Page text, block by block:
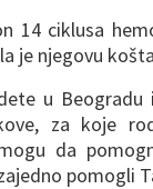
14 ciklusa
je njegovu
u Beogradu
za koje
da
pomogli